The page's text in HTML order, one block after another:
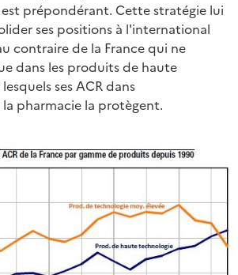
est prépondérant. Cette stratégie lui
ses positions à l'international
contraire de la France qui ne
dans les produits de haute
ses ACR dans
pharmacie la protègent.